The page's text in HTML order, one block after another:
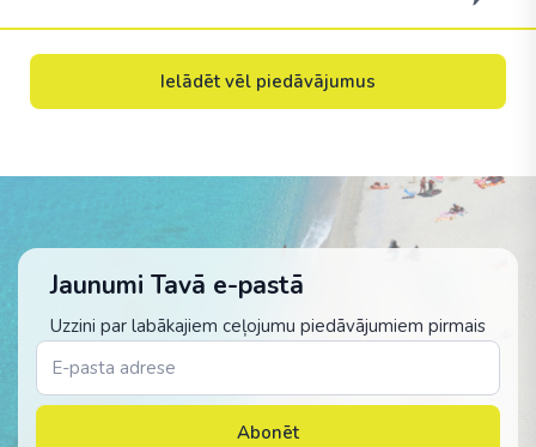
Ielādēt vēl piedāvājumus
Jaunumi Tavā e-pastā
Uzzini par labākajiem ceļojumu piedāvājumiem pirmais
Abonēt